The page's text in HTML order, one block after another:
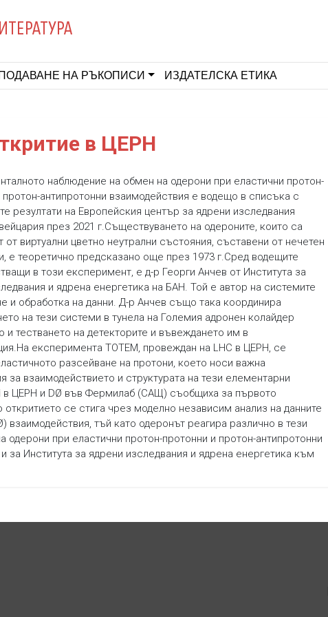
ПОДАВАНЕ НА РЪКОПИСИ ИЗДАТЕЛСКА ЕТИКА
в ЦЕРН
наблюдение на обмен на одерони при еластични протон-
протон-антипротонни взаимодействия е водещо в списъка с
резултати на Европейския център за ядрени изследвания
през 2021 г.Съществуването на одероните, които са
от виртуални цветно неутрални състояния, съставени от нечетен
е теоретично предсказано още през 1973 г.Сред водещите
в този експеримент, е д-р Георги Анчев oт Института за
и ядрена енергетика на БАН. Той е автор на системите
и обработка на данни. Д-р Анчев също така координира
на тези системи в тунела на Големия адронен колайдер
и тестването на детекторите и въвеждането им в
експеримента TOTEM, провеждан на LHC в ЦЕРН, се
разсейване на протони, което носи важна
за взаимодействието и структурата на тези елементарни
в ЦЕРН и DØ във Фермилаб (САЩ) съобщиха за първото
се стига чрез моделно независим анализ на данните
взаимодействия, тъй като одеронът реагира различно в тези
при еластични протон-протонни и протон-антипротонни
Института за ядрени изследвания и ядрена енергетика към